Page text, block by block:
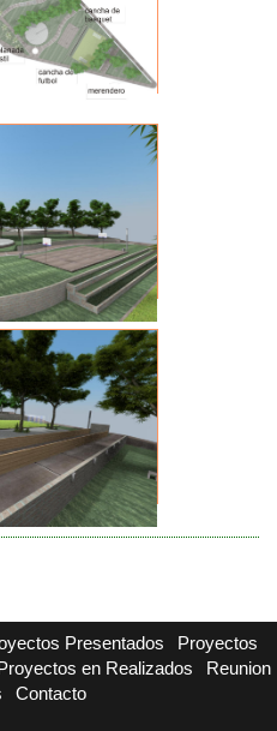
Presentados
Proyectos
en Realizados
Reunion
Contacto